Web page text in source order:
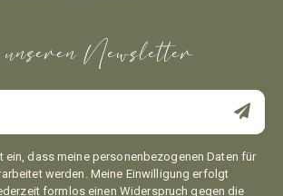
Newsletter
ein, dass meine personenbezogenen Daten für
werden. Meine Einwilligung erfolgt
formlos einen Widerspruch gegen die